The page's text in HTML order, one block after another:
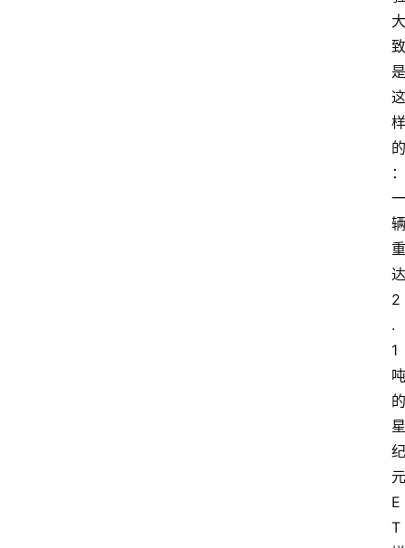
大
致
是
这
样
的
：
一
辆
重
达
2
.
1
吨
的
星
纪
元
E
T